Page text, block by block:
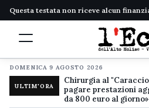
Questa testata non riceve alcun
DOMENICA 9 AGOSTO 2026
ULTIM'ORA
Chirurgia al
pagare prestazioni
da 800 euro al giorno»